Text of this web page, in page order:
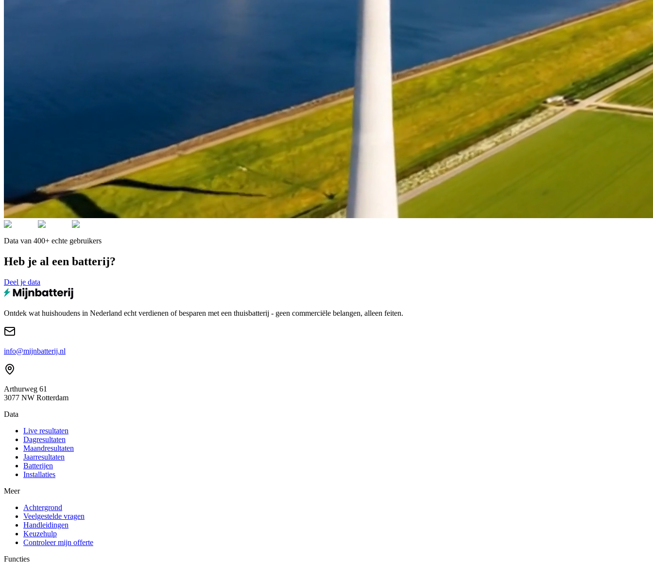
Data van 400+ echte gebruikers
Heb je al een batterij?
Deel je data
Ontdek wat huishoudens in Nederland echt verdienen of besparen met een thuisbatterij - geen commerciële belangen, alleen feiten.
info@mijnbatterij.nl
Arthurweg 61
3077 NW Rotterdam
Data
Live resultaten
Dagresultaten
Maandresultaten
Jaarresultaten
Batterijen
Installaties
Meer
Achtergrond
Veelgestelde vragen
Handleidingen
Keuzehulp
Controleer mijn offerte
Functies